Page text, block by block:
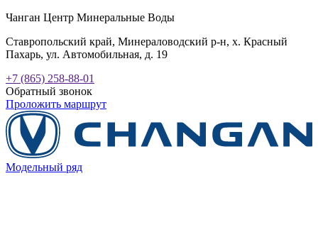
Чанган Центр Минеральные Воды
Ставропольский край, Минераловодский р-н, х. Красный
Пахарь, ул. Автомобильная, д. 19
+7 (865) 258-88-01
Обратный звонок
Проложить маршрут
Модельный ряд